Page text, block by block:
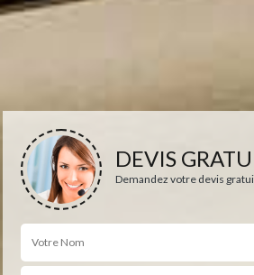
DEVIS
Demandez votre devis